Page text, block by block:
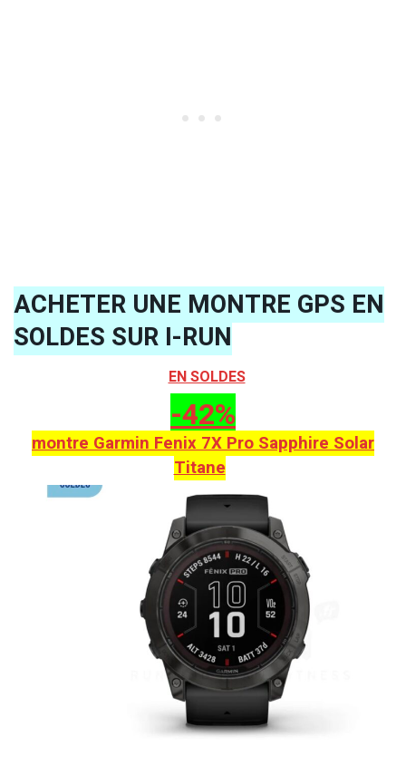
ACHETER UNE MONTRE GPS EN
SOLDES SUR I-RUN
EN SOLDES
-42%
montre Garmin Fenix 7X Pro Sapphire Solar
Titane